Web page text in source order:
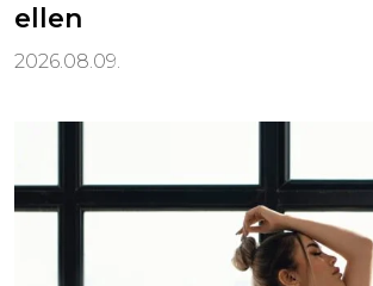
ellen
2026.08.09.